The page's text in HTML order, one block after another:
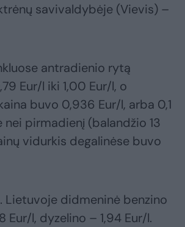
savivaldybėje (Vievis) –
antradienio rytą
Eur/l iki 1,00 Eur/l, o
buvo 0,936 Eur/l, arba 0,1
nei pirmadienį (balandžio 13
vidurkis degalinėse buvo
Lietuvoje didmeninė benzino
Eur/l, dyzelino – 1,94 Eur/l.